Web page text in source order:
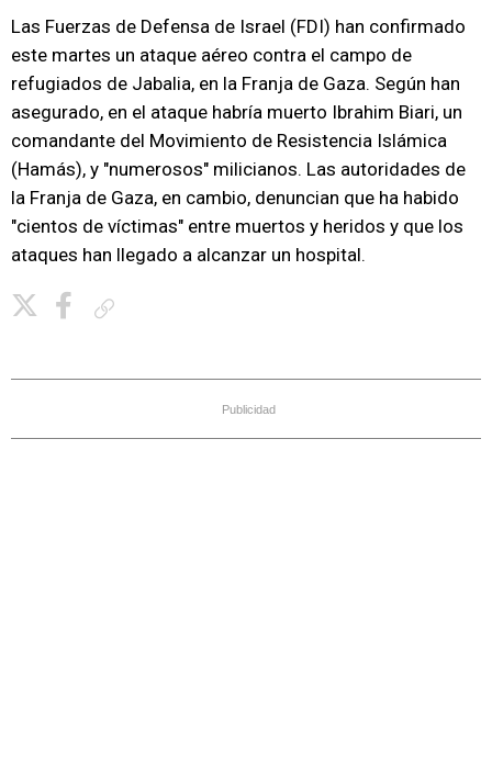
Las Fuerzas de Defensa de Israel (FDI) han confirmado
este martes un ataque aéreo contra el campo de
refugiados de Jabalia, en la Franja de Gaza. Según han
asegurado, en el ataque habría muerto Ibrahim Biari, un
comandante del Movimiento de Resistencia Islámica
(Hamás), y "numerosos" milicianos. Las autoridades de
la Franja de Gaza, en cambio, denuncian que ha habido
"cientos de víctimas" entre muertos y heridos y que los
ataques han llegado a alcanzar un hospital.
Publicidad